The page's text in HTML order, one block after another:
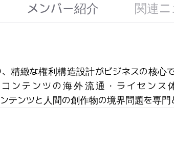
メンバー紹介 関連ニ
精緻な権利構造設計がビジネスの核心
ンテンツの海外流通・ライセンス
ンツと人間の創作物の境界問題を専門